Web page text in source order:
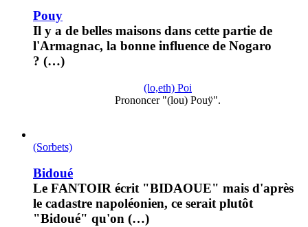
Pouy
Il y a de belles maisons dans cette partie de
l'Armagnac, la bonne influence de Nogaro
? (…)
(lo,eth) Poi
Prononcer "(lou) Pouÿ".
(Sorbets)
Bidoué
Le FANTOIR écrit "BIDAOUE" mais d'après
le cadastre napoléonien, ce serait plutôt
"Bidoué" qu'on (…)